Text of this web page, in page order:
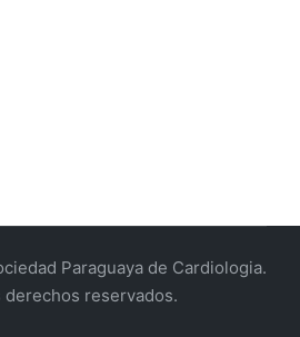
Paraguaya de Cardiologia.
derechos reservados.